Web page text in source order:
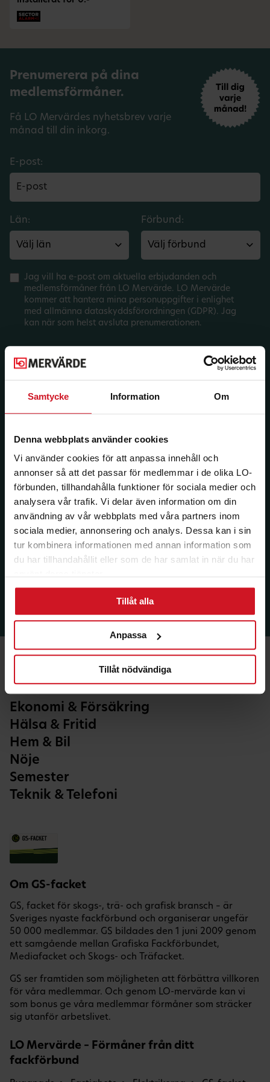
Samtycke Information Om
Denna webbplats använder cookies
Vi använder cookies för att anpassa innehåll och
annonser så att det passar för medlemmar i de olika LO-
förbunden, tillhandahålla funktioner för sociala medier och
analysera vår trafik. Vi delar även information om din
användning av vår webbplats med våra partners inom
sociala medier, annonsering och analys. Dessa kan i sin
tur kombinera informationen med annan information som
du har tillhandahållit eller som de har samlat in när du har
Tillåt alla
Anpassa
Tillåt nödvändiga
Prenumerera på dina
medlemsförmåner.
Få LO Mervärdes nyhetsbrev varje
månad till din inkorg.
E-post:
Län: Förbund:
Jag vill ha e-post om aktuella erbjudanden och
medlemsförmåner från LO Mervärde. LO Mervärde
kommer att hantera mina personuppgifter i enlighet
med allmänna dataskyddsförordningen (GDPR). Jag
kan när som helst avsluta prenumerationen.
Ekonomi & Försäkring
Hälsa & Fritid
Hem & Bil
Nöje
Semester
Teknik & Telefoni
Om GS-facket
GS, facket för skogs-, trä- och grafisk bransch – är
Sveriges nyaste fackförbund och organiserar ungefär
50 000 medlemmar. GS bildades den 1 juni 2009 genom
ett samgående mellan Grafiska Fackförbundet,
Mediafacket och Skogs- och Träfacket.
GS ser framtiden som möjligheten att förbättra villkoren
för våra medlemmar. Och genom LO-mervärde kan vi
som bonus ge våra medlemmar förmåner som sträcker
sig utanför arbetslivet.
LO Mervärde – Förmåner från ditt
fackförbund